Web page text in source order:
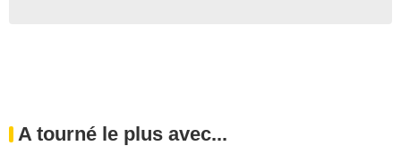
A tourné le plus avec...